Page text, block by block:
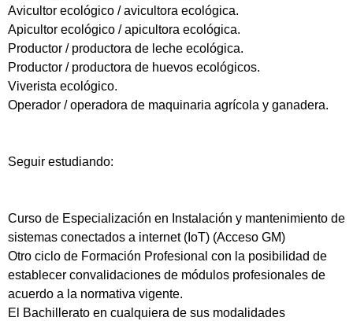
Avicultor ecológico / avicultora ecológica.
Apicultor ecológico / apicultora ecológica.
Productor / productora de leche ecológica.
Productor / productora de huevos ecológicos.
Viverista ecológico.
Operador / operadora de maquinaria agrícola y ganadera.
Seguir estudiando:
Curso de Especialización en Instalación y mantenimiento de
sistemas conectados a internet (IoT) (Acceso GM)
Otro ciclo de Formación Profesional con la posibilidad de
establecer convalidaciones de módulos profesionales de
acuerdo a la normativa vigente.
El Bachillerato en cualquiera de sus modalidades